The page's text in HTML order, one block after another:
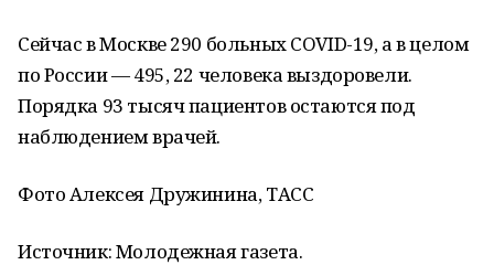
Сейчас в Москве 290 больных COVID-19, а в целом
по России — 495, 22 человека выздоровели.
Порядка 93 тысяч пациентов остаются под
наблюдением врачей.
Фото Алексея Дружинина, ТАСС
Источник: Молодежная газета.